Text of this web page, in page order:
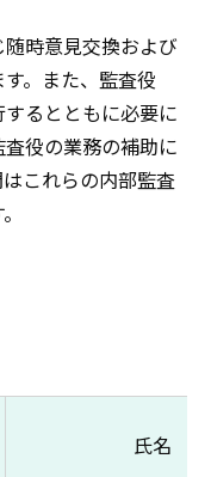
時意見交換および
。また、監査役
るとともに必要に
役の業務の補助に
これらの内部監査
氏名